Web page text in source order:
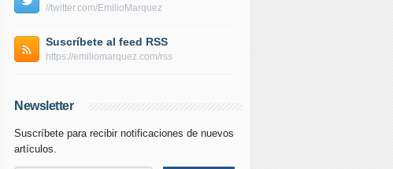
//twitter.com/EmilioMarquez
Suscríbete al feed RSS
https://emiliomarquez.com/rss
Newsletter
Suscríbete para recibir notificaciones de nuevos
artículos.